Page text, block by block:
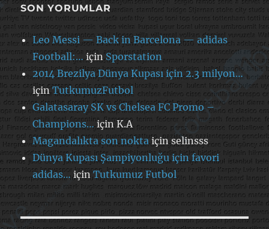
SON YORUMLAR
Leo Messi — Back in Barcelona — adidas
Football:…içinSporstation
2014 Brezilya Dünya Kupası için 2.3 milyon…
içinTutkumuzFutbol
Galatasaray SK vs Chelsea FC Promo –
Champions…içinK.A
Magandalıkta son noktaiçinselinsss
Dünya Kupası Şampiyonluğu için favori
adidas…içinTutkumuz Futbol